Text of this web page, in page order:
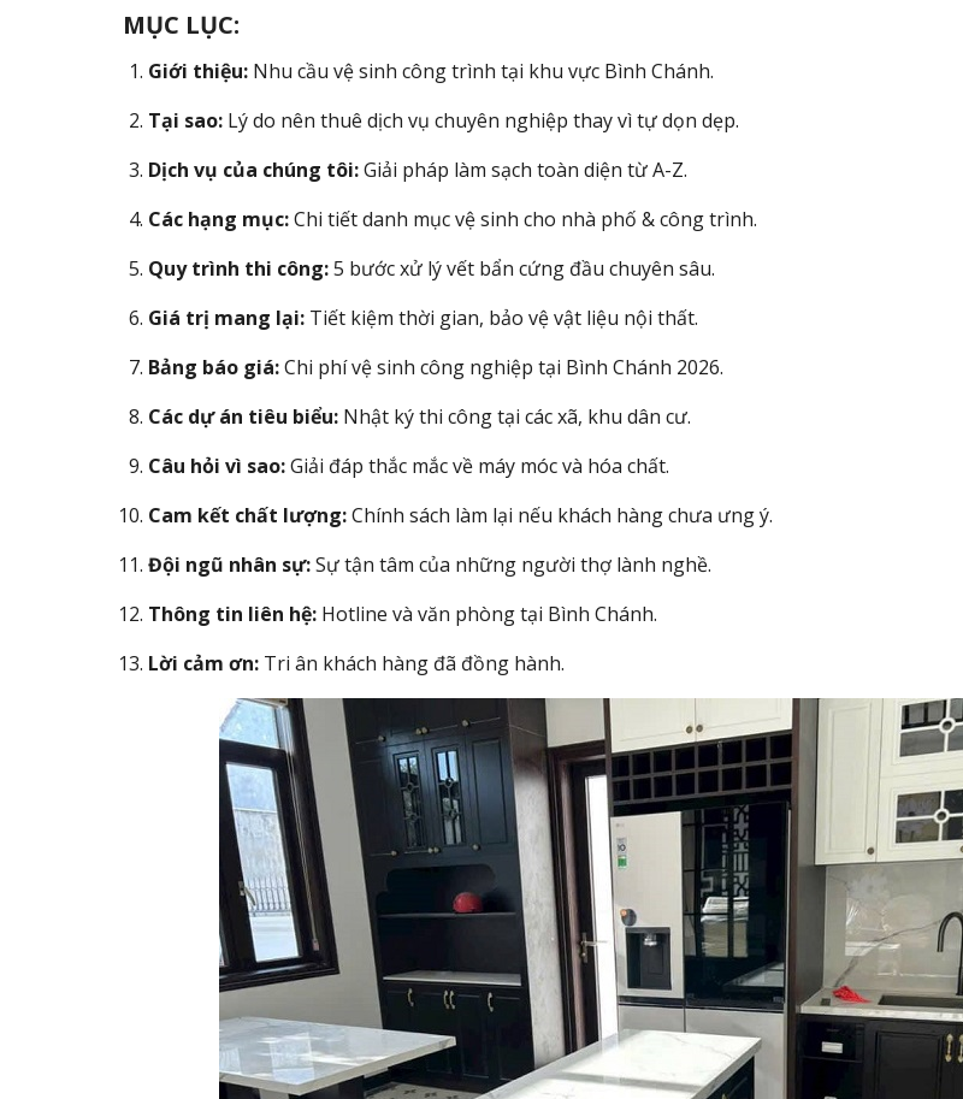
MỤC LỤC:
Giới thiệu:Nhu cầu vệ sinh công trình tại khu vực Bình Chánh.
Tại sao:Lý do nên thuê dịch vụ chuyên nghiệp thay vì tự dọn dẹp.
Dịch vụ của chúng tôi:Giải pháp làm sạch toàn diện từ A-Z.
Các hạng mục:Chi tiết danh mục vệ sinh cho nhà phố & công trình.
Quy trình thi công:5 bước xử lý vết bẩn cứng đầu chuyên sâu.
Giá trị mang lại:Tiết kiệm thời gian, bảo vệ vật liệu nội thất.
Bảng báo giá:Chi phí vệ sinh công nghiệp tại Bình Chánh 2026.
Các dự án tiêu biểu:Nhật ký thi công tại các xã, khu dân cư.
Câu hỏi vì sao:Giải đáp thắc mắc về máy móc và hóa chất.
Cam kết chất lượng:Chính sách làm lại nếu khách hàng chưa ưng ý.
Đội ngũ nhân sự:Sự tận tâm của những người thợ lành nghề.
Thông tin liên hệ:Hotline và văn phòng tại Bình Chánh.
Lời cảm ơn:Tri ân khách hàng đã đồng hành.